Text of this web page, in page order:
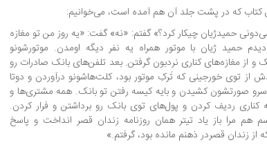
کتاب که در پشت جلد آن هم آمده است، می‌خوانیم:
حمیدژیان چیکار کرد؟» گفتم: «نه» گفت: «یه روز من تو مغازه
حمید ژیان با موتور همراه یه نفر دیگه اومدن. موتورشونو
و از مغازه‌های کناری نردبون گرفتن. بعد تلفن‌های بانک صادرات رو
از توی خورجینی که تَرکِ موتور بود، کلت‌هاشونو درآوردن و دوتا
سرو صورتشون کشیدن و بایه کیسه رفتن تو بانک. همه مشتری‌ها و
کناری ردیف کردن و پول‌های توی بانک رو برداشتن و فرار کردن.
مرا باز یاد تیتر همان روزنامه زندان قصر انداخت و پاسخ
از زندان قصردر ذهنم مانده بود، گرفتم.»